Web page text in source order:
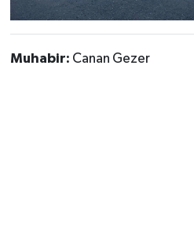
Muhabir: Canan Gezer